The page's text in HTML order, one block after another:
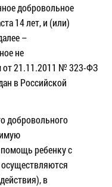
добровольное
14 лет, и (или)
–
не
от 21.11.2011 № 323-ФЗ
в Российской
добровольного
ребенку с
осуществляются
в